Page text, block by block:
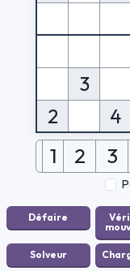
3
2
4
1 2 3